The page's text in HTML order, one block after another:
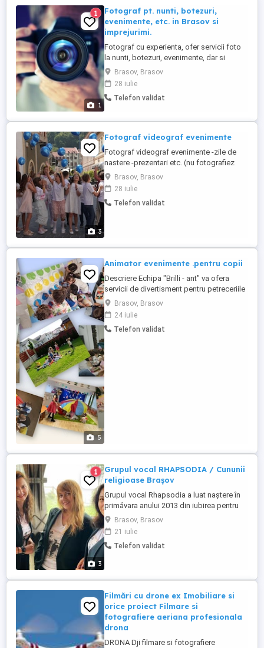
1
1
Fotograf pt. nunti, botezuri,
evenimente, etc. in Brasov si
imprejurimi.
Fotograf cu experienta, ofer servicii foto
la nunti, botezuri, evenimente, dar si
diverse fotografii comerciale (pt. pagini
internet, reclame, etc). Detin aparatura
profesionala pentru o calitate a serviciilor
cat mai buna. Pentru oferta de preturi si
afisat. ww.fotografi-cameramani.ro ...
Brasov, Brasov
28 iulie
Telefon validat
3
Fotograf videograf evenimente
Fotograf videograf evenimente -zile de
nastere -prezentari etc. (nu fotografiez
nunti botezuri)
Brasov, Brasov
28 iulie
Telefon validat
5
Animator evenimente .pentru copii
Descriere Echipa "Brilli - ant" va ofera
servicii de divertisment pentru petreceriile
celor mici. Fie ca serbati o zi de nastere,
fie ca organizati un eveniment tematic
pentru copilul dumneavoastra, echipa
noastra va pune la dispozitie o multitudine
Brasov, Brasov
24 iulie
Telefon validat
3
1
Grupul vocal RHAPSODIA / Cununii
religioase Brașov
Grupul vocal Rhapsodia a luat naștere în
primăvara anului 2013 din iubirea pentru
armonia vocală. Repertoriul nostru este
format în mare parte din lucrări religioase
ortodoxe dar, abordăm cu plăcere și
lucrări inspirate din muzica religioasă
Brasov, Brasov
21 iulie
Telefon validat
Filmări cu drone ex Imobiliare si
orice proiect Filmare si
fotografiere aeriana profesionala
drona
DRONA Dji filmare si fotografiere